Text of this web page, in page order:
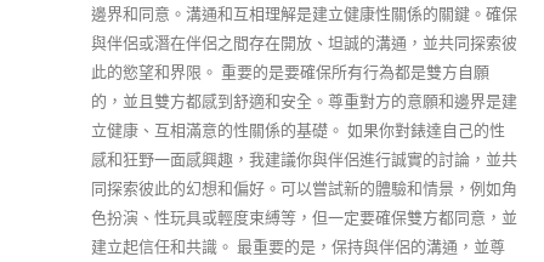
邊界和同意。溝通和互相理解是建立健康性關係的關鍵。確保
與伴侶或潛在伴侶之間存在開放、坦誠的溝通，並共同探索彼
此的慾望和界限。 重要的是要確保所有行為都是雙方自願
的，並且雙方都感到舒適和安全。尊重對方的意願和邊界是建
立健康、互相滿意的性關係的基礎。 如果你對錶達自己的性
感和狂野一面感興趣，我建議你與伴侶進行誠實的討論，並共
同探索彼此的幻想和偏好。可以嘗試新的體驗和情景，例如角
色扮演、性玩具或輕度束縛等，但一定要確保雙方都同意，並
建立起信任和共識。 最重要的是，保持與伴侶的溝通，並尊